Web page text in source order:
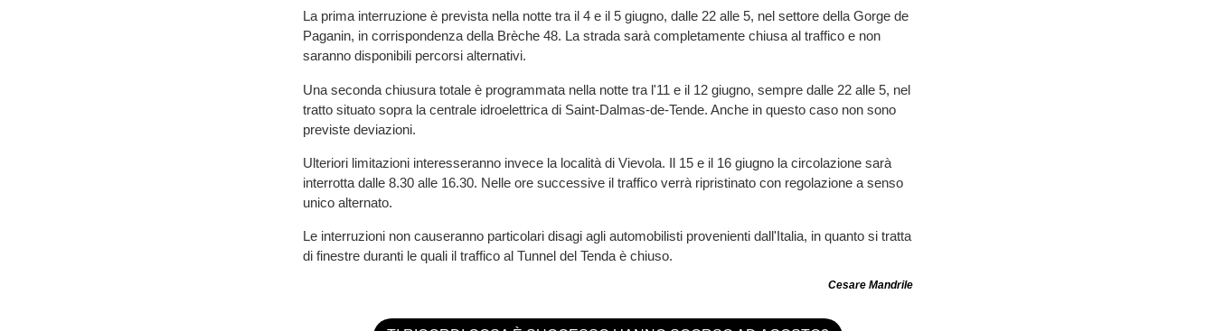
La prima interruzione è prevista nella notte tra il 4 e il 5 giugno, dalle 22 alle 5, nel settore della Gorge de
Paganin, in corrispondenza della Brèche 48. La strada sarà completamente chiusa al traffico e non
saranno disponibili percorsi alternativi.
Una seconda chiusura totale è programmata nella notte tra l'11 e il 12 giugno, sempre dalle 22 alle 5, nel
tratto situato sopra la centrale idroelettrica di Saint-Dalmas-de-Tende. Anche in questo caso non sono
previste deviazioni.
Ulteriori limitazioni interesseranno invece la località di Vievola. Il 15 e il 16 giugno la circolazione sarà
interrotta dalle 8.30 alle 16.30. Nelle ore successive il traffico verrà ripristinato con regolazione a senso
unico alternato.
Le interruzioni non causeranno particolari disagi agli automobilisti provenienti dall'Italia, in quanto si tratta
di finestre duranti le quali il traffico al Tunnel del Tenda è chiuso.
Cesare Mandrile